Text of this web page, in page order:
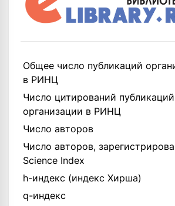
Общее число публикаций
в РИНЦ
Число цитирований публикаций
организации в РИНЦ
Число авторов
Число авторов,
Science Index
h-индекс (индекс Хирша)
q-индекс